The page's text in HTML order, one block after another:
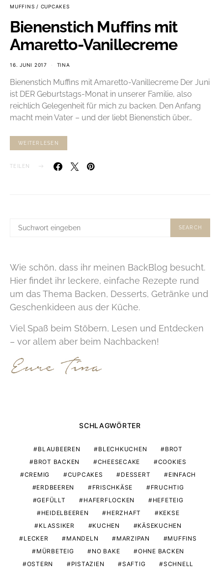
MUFFINS / CUPCAKES
Bienenstich Muffins mit
Amaretto-Vanillecreme
16. JUNI 2017 TINA
Bienenstich Muffins mit Amaretto-Vanillecreme Der Juni
ist DER Geburtstags-Monat in unserer Familie, also
reichlich Gelegenheit für mich zu backen. Den Anfang
macht mein Vater – und der liebt Bienenstich über…
WEITERLESEN
TEILEN
SUCHE
SEARCH
Wie schön, dass ihr meinen BackBlog besucht.
Hier findet ihr leckere, einfache Rezepte rund
um das Thema Backen, Desserts, Getränke und
Geschenkideen aus der Küche.
Viel Spaß beim Stöbern, Lesen und Entdecken
– vor allem aber beim Nachbacken!
SCHLAGWÖRTER
BLAUBEEREN BLECHKUCHEN
BROT
BROT BACKEN
CHEESECAKE
COOKIES
CREMIG
CUPCAKES DESSERT
EINFACH
ERDBEEREN
FRISCHKÄSE
FRUCHTIG
GEFÜLLT
HAFERFLOCKEN
HEFETEIG
HEIDELBEEREN
HERZHAFT
KEKSE
KLASSIKER
KUCHEN
KÄSEKUCHEN
LECKER
MANDELN MARZIPAN
MUFFINS
MÜRBETEIG
NO BAKE
OHNE BACKEN
OSTERN
PISTAZIEN SAFTIG
SCHNELL